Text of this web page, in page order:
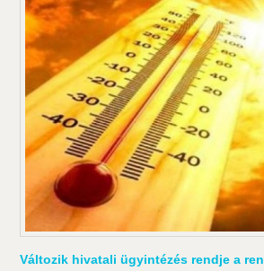
Változik hivatali ügyintézés rendje a